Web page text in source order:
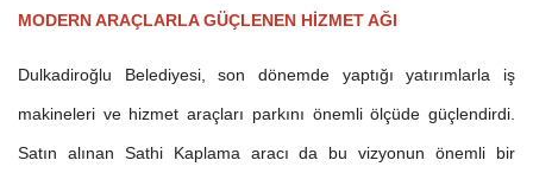
MODERN ARAÇLARLA GÜÇLENEN HİZMET AĞI
Dulkadiroğlu Belediyesi, son dönemde yaptığı yatırımlarla iş
makineleri ve hizmet araçları parkını önemli ölçüde güçlendirdi.
Satın alınan Sathi Kaplama aracı da bu vizyonun önemli bir